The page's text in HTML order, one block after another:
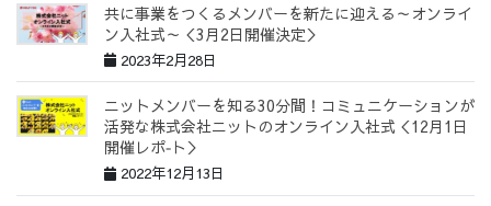
共に事業をつくるメンバーを新たに迎える～オンライ
ン入社式～＜3月2日開催決定＞
2023年2月28日
ニットメンバーを知る30分間！コミュニケーションが
活発な株式会社ニットのオンライン入社式＜12月1日
開催レポ‐ト＞
2022年12月13日